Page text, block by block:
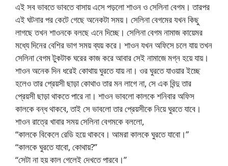
এই সব ভাবতে ভাবতে বাসায় এসে পড়লো শাওন ও সেলিনা বেগম। তারপর
এই ঘটনার পর কেটে গেছে অনেকটা সময়। সেলিনা বেগমের যখন কিছু
লাগছে তখন শাওনকে বলছে এনে দিচ্ছে। সেলিনা বেগম নামাজ কায়েমর
মধ্যে দিনের বেশির ভাগ সময় ব্যয় করে। শাওন যখন অফিসে চলে যায় তখন
সেলিনা বেগম টুকটাক ঘরের কাজ করে আবার সেই নামাজে মগ্ন হয়ে যায়।
শাওন অনেক দিন ধরেই কোথায় ঘুরতে যায় না। ওর ঘুরতে যাওয়ার ইচ্ছে
হলেও তার প্রেয়সী ছাড়া কোথাও তার মন লাগে না, সে এক বিন্দু তার
প্রেয়সী ছাড়া থাকতে পারে না। শাওন ভাবলো কালকে শনিবার অফিস
কালকে বন্ধ থাকবে, তাই সে ভাবলো তার প্রেয়সীকে নিয়ে ঘুরতে যাবে।
শাওন রাত্রে খাবার সময় সেলিনা বেগমকে বললো,
“কালকে বিকেলে রেডি হয়ে থাকবে। আমরা কালকে ঘুরতে যাবো।”
“কালকে ঘুরতে যাবো, কোথায়?”
“সেটা না হয় কাল গেলেই দেখতে পারবে।”